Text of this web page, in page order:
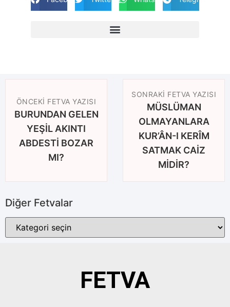
ÖNCEKI FETVA YAZISI
BURUNDAN GELEN
YEŞİL AKINTI
ABDESTİ BOZAR
MI?
SONRAKI FETVA YAZISI
MÜSLÜMAN
OLMAYANLARA
KUR’ÂN-I KERÎM
SATMAK CAİZ
MİDİR?
Diğer Fetvalar
FETVA